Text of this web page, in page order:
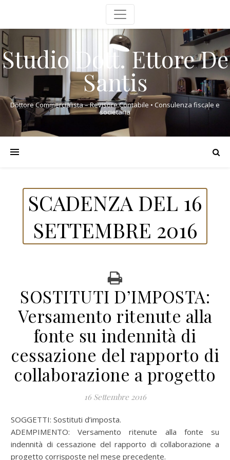
Studio Dott. Ettore De
Santis
Dottore Commercialista – Revisore Contabile • Consulenza fiscale e
societaria
SCADENZA DEL 16
SETTEMBRE 2016
SOSTITUTI D’IMPOSTA:
Versamento ritenute alla
fonte su indennità di
cessazione del rapporto di
collaborazione a progetto
16 Settembre 2016
SOGGETTI: Sostituti d’imposta.
ADEMPIMENTO: Versamento ritenute alla fonte su
indennità di cessazione del rapporto di collaborazione a
progetto corrisposte nel mese precedente.